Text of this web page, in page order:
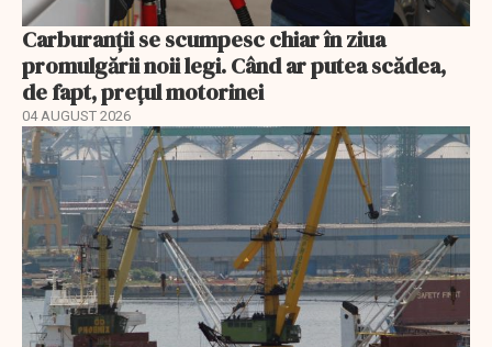
Carburanții se scumpesc chiar în ziua
promulgării noii legi. Când ar putea scădea,
de fapt, prețul motorinei
04 AUGUST 2026